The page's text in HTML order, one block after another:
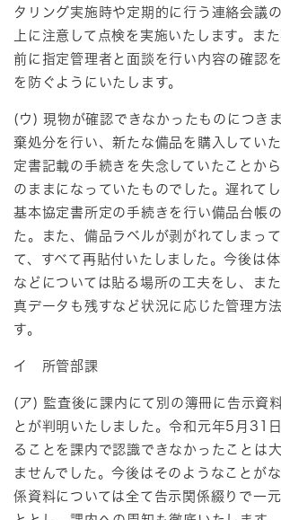
タリング実施時や定期的に行う連絡会議
上に注意して点検を実施いたします。ま
前に指定管理者と面談を行い内容の確認
を防ぐようにいたします。
(ウ) 現物が確認できなかったものにつき
棄処分を行い、新たな備品を購入してい
定書記載の手続きを失念していたことか
のままになっていたものでした。遅れてし
基本協定書所定の手続きを行い備品台帳
た。また、備品ラベルが剥がれてしまっ
て、すべて再貼付いたしました。今後は
などについては貼る場所の工夫をし、ま
真データも残すなど状況に応じた管理方
す。
イ 所管部課
(ア) 監査後に課内にて別の簿冊に告示資
とが判明いたしました。令和元年5月31
ることを課内で認識できなかったことは
ませんでした。今後はそのようなことが
係資料については全て告示関係綴りで一